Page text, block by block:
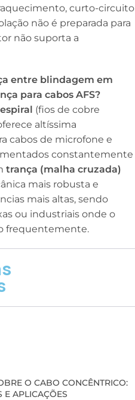
curto-circuito
não é preparada para
não suporta a
entre blindagem em
para cabos AFS?
espiral (fios de cobre
altíssima
cabos de microfone e
constantemente
trança (malha cruzada)
mais robusta e
mais altas, sendo
ou industriais onde o
frequentemente.
O CABO CONCÊNTRICO:
E APLICAÇÕES